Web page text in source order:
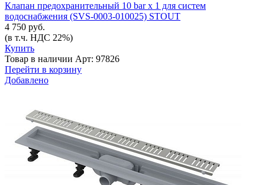
Клапан предохранительный 10 bar x 1 для систем
водоснабжения (SVS-0003-010025) STOUT
4 750 руб.
(в т.ч. НДС 22%)
Купить
Товар в наличии Арт: 97826
Перейти в корзину
Добавлено